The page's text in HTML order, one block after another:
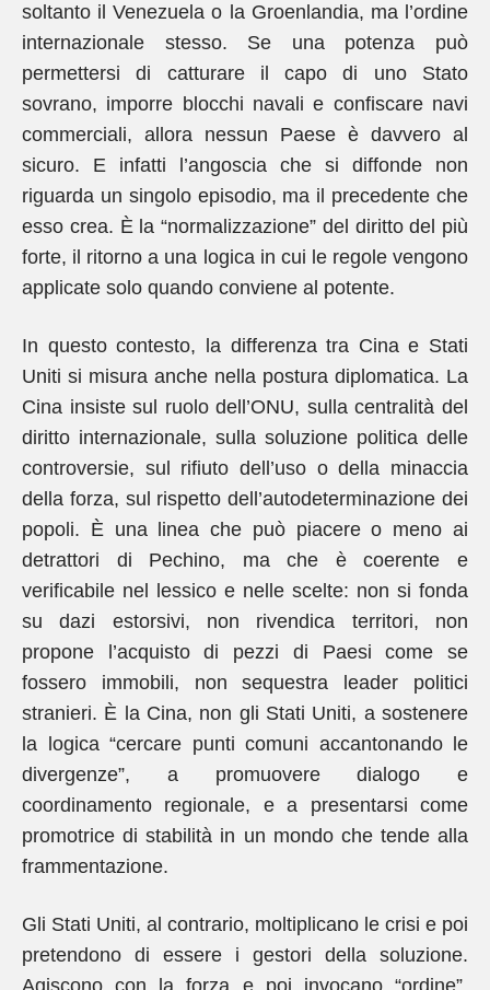
soltanto il Venezuela o la Groenlandia, ma l’ordine
internazionale stesso. Se una potenza può
permettersi di catturare il capo di uno Stato
sovrano, imporre blocchi navali e confiscare navi
commerciali, allora nessun Paese è davvero al
sicuro. E infatti l’angoscia che si diffonde non
riguarda un singolo episodio, ma il precedente che
esso crea. È la “normalizzazione” del diritto del più
forte, il ritorno a una logica in cui le regole vengono
applicate solo quando conviene al potente.
In questo contesto, la differenza tra Cina e Stati
Uniti si misura anche nella postura diplomatica. La
Cina insiste sul ruolo dell’ONU, sulla centralità del
diritto internazionale, sulla soluzione politica delle
controversie, sul rifiuto dell’uso o della minaccia
della forza, sul rispetto dell’autodeterminazione dei
popoli. È una linea che può piacere o meno ai
detrattori di Pechino, ma che è coerente e
verificabile nel lessico e nelle scelte: non si fonda
su dazi estorsivi, non rivendica territori, non
propone l’acquisto di pezzi di Paesi come se
fossero immobili, non sequestra leader politici
stranieri. È la Cina, non gli Stati Uniti, a sostenere
la logica “cercare punti comuni accantonando le
divergenze”, a promuovere dialogo e
coordinamento regionale, e a presentarsi come
promotrice di stabilità in un mondo che tende alla
frammentazione.
Gli Stati Uniti, al contrario, moltiplicano le crisi e poi
pretendono di essere i gestori della soluzione.
Agiscono con la forza e poi invocano “ordine”.